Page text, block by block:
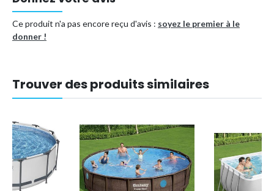
✔ Intex marque supérieure
✔ Tous vos besoins de piscine en une seule commande
Type de piscine
Forme
Référence (EAN)
Ce produit n'a pas encore reçu d'avis : soyez le premier à le
donner !
Trouver des produits similaires